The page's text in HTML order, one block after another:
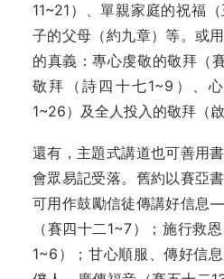
11~21）、單親家庭的祝福
子的父母（約九章）等。或
的真義：專心虔敬的敬拜（
敬拜（詩四十七1~9）、
1~26）及全人投入的敬拜（啟
還有，主題式講道也可善用
會眾易記受落。舊約以賽亞
可用作鼓勵信徒傳講好信息
（賽四十二1~7）；施行救
1~6）；甘心順服、傳好信